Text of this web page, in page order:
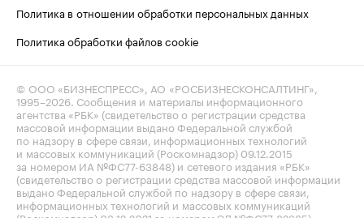
Политика в отношении обработки персональных данных
Политика обработки файлов cookie
© ООО «БИЗНЕСПРЕСС», АО «РОСБИЗНЕСКОНСАЛТИНГ»,
1995–2026. Сообщения и материалы информационного
агентства «РБК» (свидетельство о регистрации средства
массовой информации выдано Федеральной службой
по надзору в сфере связи, информационных технологий
и массовых коммуникаций (Роскомнадзор) 09.12.2015
за номером ИА №ФС77-63848) и сетевого издания «РБК»
(свидетельство о регистрации средства массовой информации
выдано Федеральной службой по надзору в сфере связи,
информационных технологий и массовых коммуникаций